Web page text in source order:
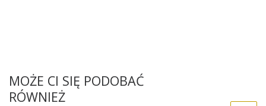
MOŻE CI SIĘ PODOBAĆ
RÓWNIEŻ